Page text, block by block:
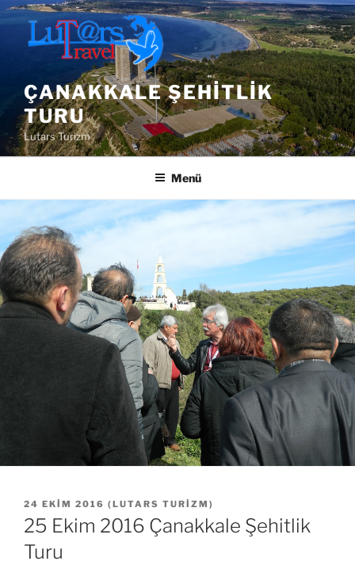
İçeriğe
geç
ÇANAKKALE ŞEHITLIK
TURU
Lutars Turizm
Menü
YAYIM
TARIHI
24 EKIM 2016 ( LUTARS TURIZM )
25 Ekim 2016 Çanakkale Şehitlik
Turu